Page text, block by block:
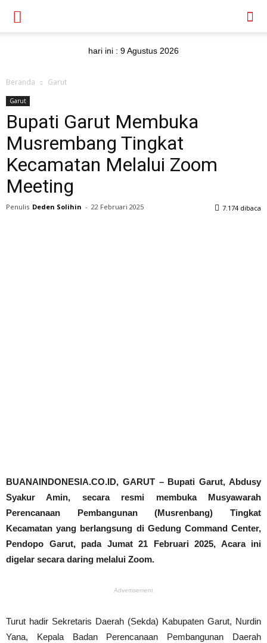
hari ini : 9 Agustus 2026
Beranda Garut
Garut
Bupati Garut Membuka
Musrembang Tingkat
Kecamatan Melalui Zoom
Meeting
Penulis Deden Solihin - 22 Februari 2025 7.174 dibaca
BUANAINDONESIA.CO.ID, GARUT – Bupati Garut, Abdusy
Syakur Amin, secara resmi membuka Musyawarah
Perencanaan Pembangunan (Musrenbang) Tingkat
Kecamatan yang berlangsung di Gedung Command Center,
Pendopo Garut, pada Jumat 21 Februari 2025, Acara ini
digelar secara daring melalui Zoom.
Advertisement
Turut hadir Sekretaris Daerah (Sekda) Kabupaten Garut, Nurdin
Yana, Kepala Badan Perencanaan Pembangunan Daerah